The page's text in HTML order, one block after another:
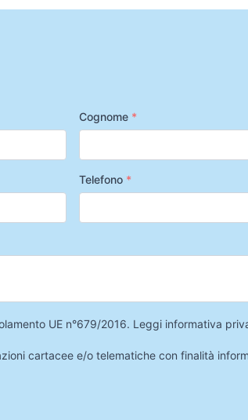
Cognome *
Telefono *
UE n°679/2016. Leggi informativa
cartacee e/o telematiche con finalità